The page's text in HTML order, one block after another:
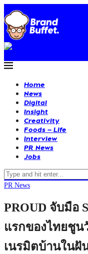
Home
News
Digital
Insight
Creativity
Foods – Life
Interview
PR News
Jobs
PR News
PROUD จับมือ
แรกของไทยชูน
เนรมิตบ้านในฝั